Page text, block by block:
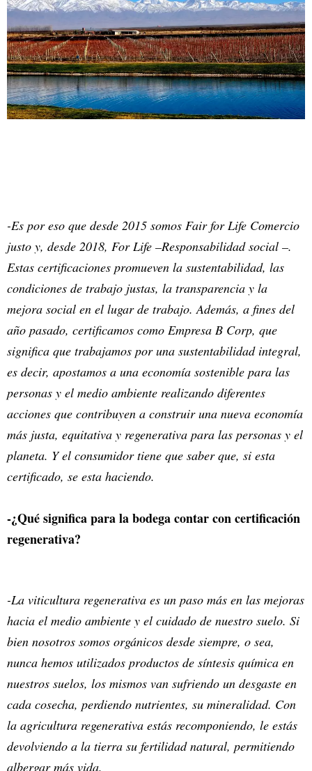
-Es por eso que desde 2015 somos Fair for Life Comercio
justo y, desde 2018, For Life –Responsabilidad social –.
Estas certificaciones promueven la sustentabilidad, las
condiciones de trabajo justas, la transparencia y la
mejora social en el lugar de trabajo. Además, a fines del
año pasado, certificamos como Empresa B Corp, que
significa que trabajamos por una sustentabilidad integral,
es decir, apostamos a una economía sostenible para las
personas y el medio ambiente realizando diferentes
acciones que contribuyen a construir una nueva economía
más justa, equitativa y regenerativa para las personas y el
planeta. Y el consumidor tiene que saber que, si esta
certificado, se esta haciendo.
-¿Qué significa para la bodega contar con certificación
regenerativa?
-La viticultura regenerativa es un paso más en las mejoras
hacia el medio ambiente y el cuidado de nuestro suelo. Si
bien nosotros somos orgánicos desde siempre, o sea,
nunca hemos utilizados productos de síntesis química en
nuestros suelos, los mismos van sufriendo un desgaste en
cada cosecha, perdiendo nutrientes, su mineralidad. Con
la agricultura regenerativa estás recomponiendo, le estás
devolviendo a la tierra su fertilidad natural, permitiendo
albergar más vida.